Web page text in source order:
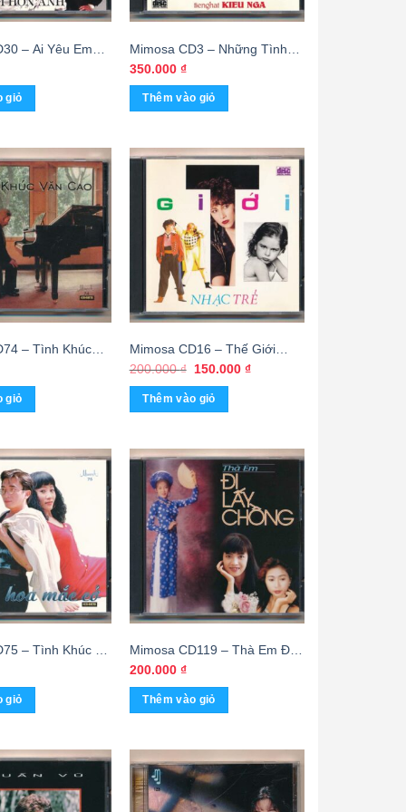
– Ai Yêu Em
Cường – Mai
CA) KGTUS
giỏ
Mimosa CD3 – Những Tình
Khúc Carpenter – Kiều Nga
(DADR) KGTUS
350.000 ₫
Thêm vào giỏ
– Tình Khúc
Số) KGTUS
giỏ
Mimosa CD16 – Thế Giới
Nhạc Trẻ 2 (TBD, Trầy)
KGTUS
200.000₫ Giá
là:
200.000 ₫.
150.000 ₫Giá
Thêm vào giỏ
– Tình Khúc Đỗ
Cỡ (MFJ)
giỏ
Mimosa CD119 – Thà Em Đi
Lấy Chồng (MFJ) KGTH9
200.000 ₫
Thêm vào giỏ